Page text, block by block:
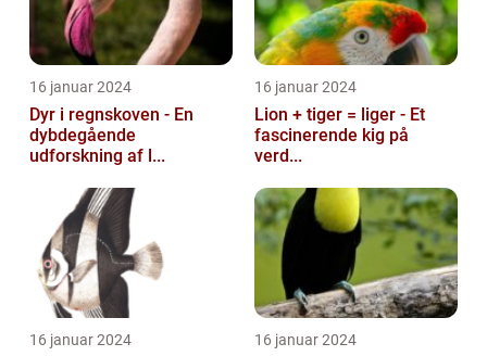
16 januar 2024
Dyr i regnskoven - En
dybdegående
udforskning af l...
16 januar 2024
Lion + tiger = liger - Et
fascinerende kig på
verd...
16 januar 2024 16 januar 2024